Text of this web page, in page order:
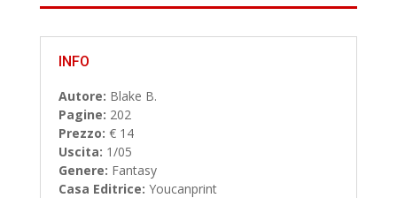
INFO
Autore: Blake B.
Pagine: 202
Prezzo: € 14
Uscita: 1/05
Genere: Fantasy
Casa Editrice: Youcanprint